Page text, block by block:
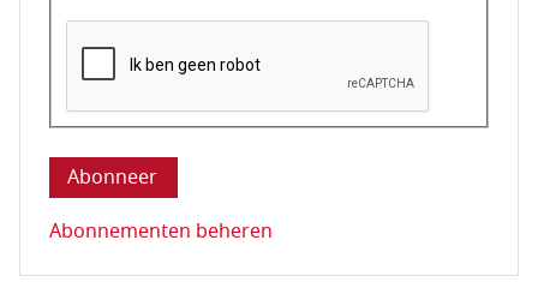
Deze vraag is om te controleren dat u een mens
Abonnementen beheren